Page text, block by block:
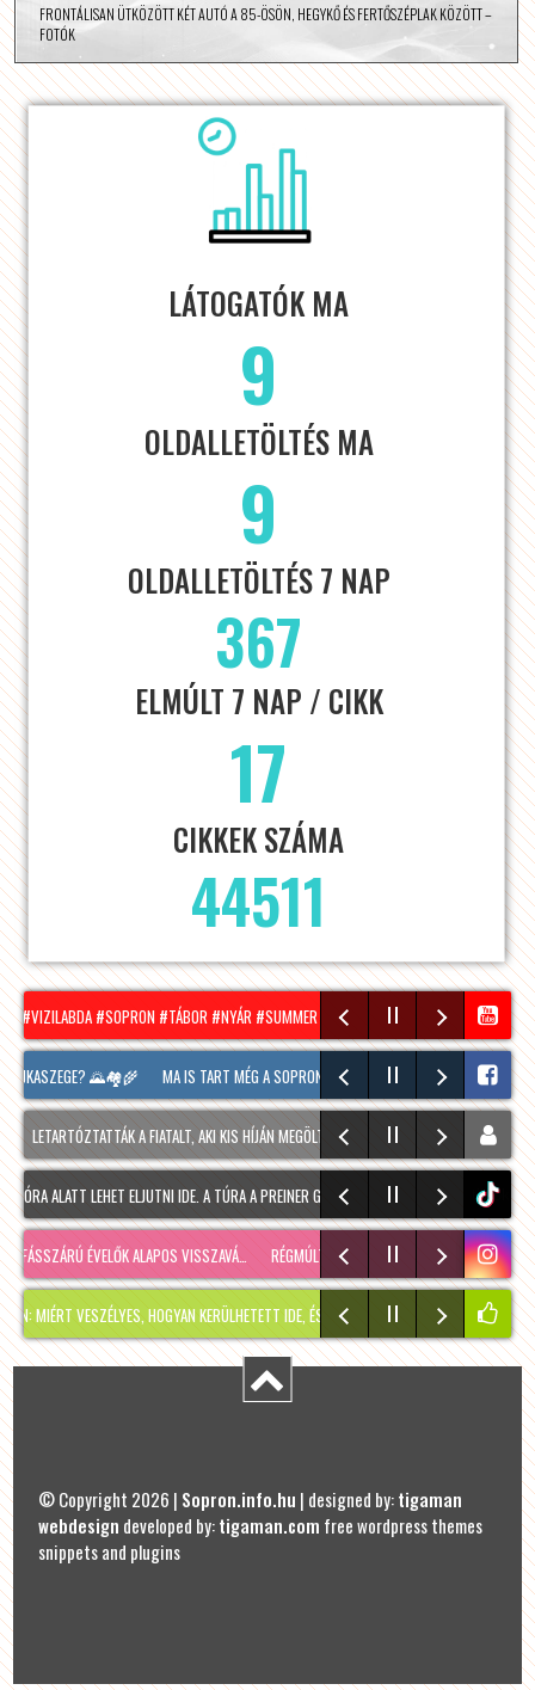
FRONTÁLISAN ÜTKÖZÖTT KÉT AUTÓ A 85-ÖSÖN, HEGYKŐ ÉS FERTŐSZÉPLAK KÖZÖTT –
FOTÓK
LÁTOGATÓK MA
9
OLDALLETÖLTÉS MA
9
OLDALLETÖLTÉS 7 NAP
367
ELMÚLT 7 NAP / CIKK
17
CIKKEK SZÁMA
44511
#SOPRON #TÁBOR #NYÁR #SUMMER HÍRADÓ – 2026.08.05. – SZERDA
🌄🏘️🌾 MA IS TART MÉG A SOPRONI BORÜNNEP, 20 ÓRAKOR A
A FIATALT, AKI KIS HÍJÁN MEGÖLT EGY 28 ÉVES FÉRFIT SOPRONBAN
LEHET ELJUTNI IDE. A TÚRA A PREINER GSCHEID PARKOLÓBÓL INDUL ÉS 1050tiktok
ÉVELŐK ALAPOS VISSZAVÁ… RÉGMÚLT KIRAKATA, AMÉLIE MÓDRA TÉLEN IS
VESZÉLYES, HOGYAN KERÜLHETETT IDE, ÉS MIKOR SZABADUL FEL? PÁR NAPPAL
© Copyright 2026 | Sopron.info.hu | designed by:tigaman
webdesign developed by:tigaman.com free wordpress themes
snippets and plugins